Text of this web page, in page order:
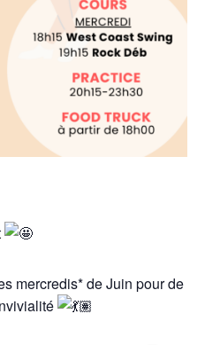
mercredis* de Juin pour de